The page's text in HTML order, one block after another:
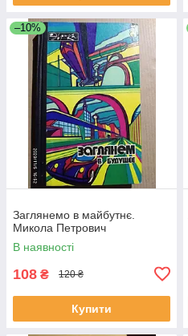
–10%
Заглянемо в майбутнє.
Микола Петрович
В наявності
108 ₴ 120 ₴
Купити